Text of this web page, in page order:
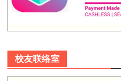
校友联络室